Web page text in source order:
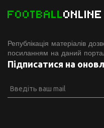
FOOTBALLONLINE
Републікація матеріалів
посиланням на даний
Підписатися на